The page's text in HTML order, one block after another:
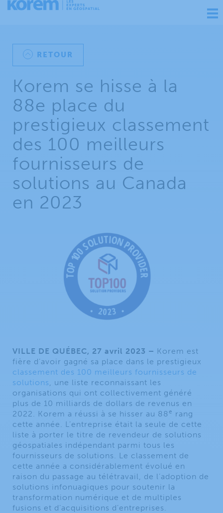
RETOUR
Korem se hisse à la
88e place du
prestigieux classement
des 100 meilleurs
fournisseurs de
solutions au Canada
en 2023
VILLE DE QUÉBEC, 27 avril 2023 – Korem est
fière d’avoir gagné sa place dans le prestigieux
classement des 100 meilleurs fournisseurs de
solutions
, une liste reconnaissant les
organisations qui ont collectivement généré
plus de 10 milliards de dollars de revenus en
2022. Korem a réussi à se hisser au 88 e rang
cette année. L’entreprise était la seule de cette
liste à porter le titre de revendeur de solutions
géospatiales indépendant parmi tous les
fournisseurs de solutions. Le classement de
cette année a considérablement évolué en
raison du passage au télétravail, de l’adoption de
solutions infonuagiques pour soutenir la
transformation numérique et de multiples
fusions et d’acquisitions d’entreprises.